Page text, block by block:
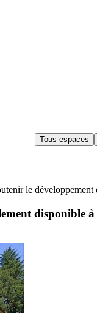
Tous espaces
le
disponible à